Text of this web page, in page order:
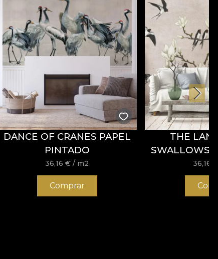
DANCE OF CRANES PAPEL
PINTADO
36,16€ / m2
Comprar
THE
SWALLOWS
36,16